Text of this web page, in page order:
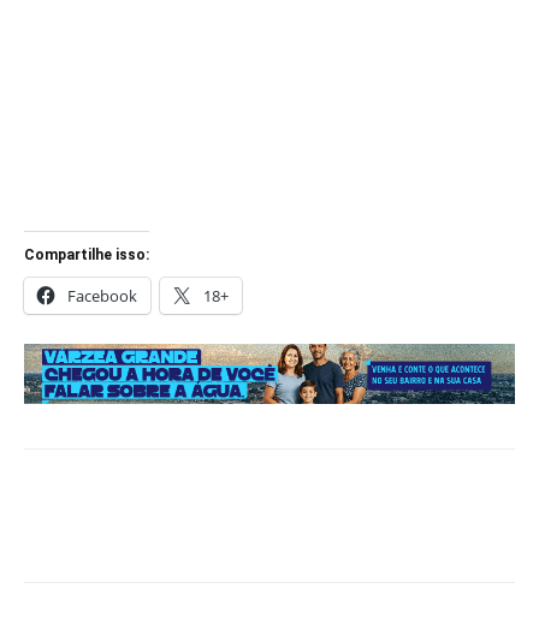
Compartilhe isso:
Facebook 18+